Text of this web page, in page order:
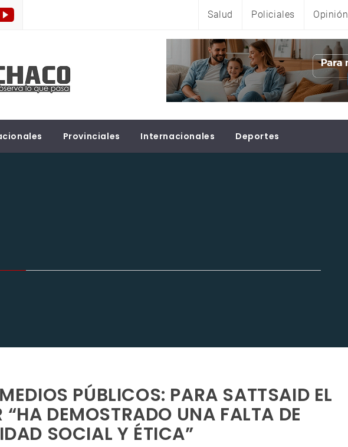
Salud Policiales Opinión
Provinciales Internacionales Deportes
PÚBLICOS: PARA SATTSAID EL
“HA DEMOSTRADO UNA FALTA DE
SOCIAL Y ÉTICA”